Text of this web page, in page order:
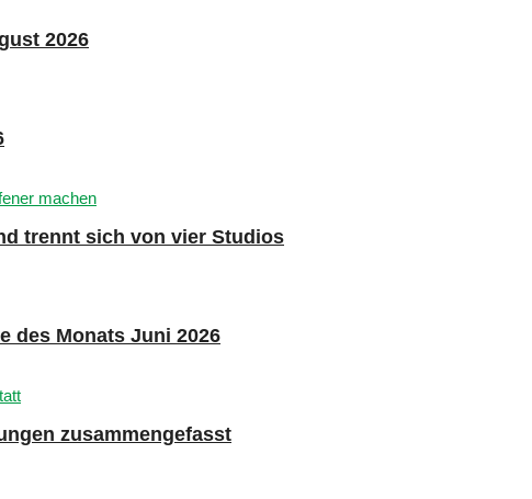
2026
trennt sich von vier Studios
des Monats Juni 2026
zusammengefasst